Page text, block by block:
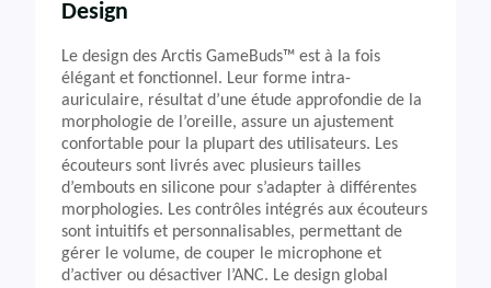
Design
Le design des Arctis GameBuds™ est à la fois
élégant et fonctionnel. Leur forme intra-
auriculaire, résultat d’une étude approfondie de la
morphologie de l’oreille, assure un ajustement
confortable pour la plupart des utilisateurs. Les
écouteurs sont livrés avec plusieurs tailles
d’embouts en silicone pour s’adapter à différentes
morphologies. Les contrôles intégrés aux écouteurs
sont intuitifs et personnalisables, permettant de
gérer le volume, de couper le microphone et
d’activer ou désactiver l’ANC. Le design global